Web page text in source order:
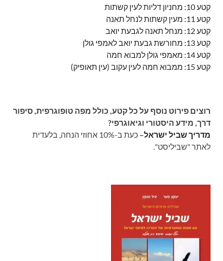
קטע 10: מחניון דליות לעין קשתות
קטע 11: מעין קשתות לנחל תאנה
קטע 12: מנחל תאנה לגבעת יואב
קטע 13: מחורשת גבעת יואב לאמפי גולן
קטע 14: מאמפי גולן למבוא חמה
קטע 15: ממבוא חמה לעין עקוב (עין תאופיק)
רוצים פירוט נוסף על כל קטע, כולל מפה טופוגרפית, סיפור
דרך, מידע היסטורי וגיאוגרפי?
מדריך שביל ישראל–
כעת ב-10% אחוזי הנחה, בלעדית
לאתר "שביליסט".